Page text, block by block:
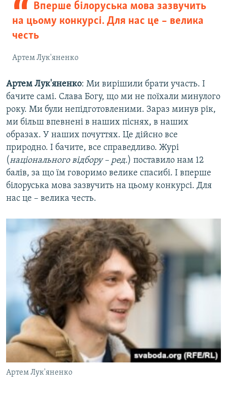
Вперше білоруська мова зазвучить
на цьому конкурсі. Для нас це – велика
честь
Артем Лук'яненко
Артем Лук'яненко: Ми вирішили брати участь. І
бачите самі. Слава Богу, що ми не поїхали минулого
року. Ми були непідготовленими. Зараз минув рік,
ми більш впевнені в наших піснях, в наших
образах. У наших почуттях. Це дійсно все
природно. І бачите, все справедливо. Журі
(національного відбору – ред.) поставило нам 12
балів, за що їм говоримо велике спасибі. І вперше
білоруська мова зазвучить на цьому конкурсі. Для
нас це – велика честь.
Артем Лук'яненко